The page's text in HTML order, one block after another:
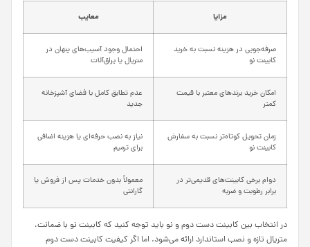
مزایا معایب
صرفه‌جویی در هزینه نسبت به خرید
کابینت نو
احتمال وجود آسیب‌های پنهان در
متریال یا یراق‌آلات
امکان خرید برندهای معتبر با قیمت
کمتر
عدم تطابق کامل با فضای آشپزخانه
جدید
زمان تحویل کوتاه‌تر نسبت به سفارش
کابینت نو
نیاز به نصب حرفه‌ای یا هزینه اضافی
برای ترمیم
دوام برخی کابینت‌های قدیمی‌تر در
برابر رطوبت و ضربه
معمولاً بدون خدمات پس از فروش یا
گارانتی
در انتخاب بین کابینت دست دوم و نو باید توجه کنید که کابینت نو با ضمانت،
متریال تازه و نصب استاندارد ارائه می‌شود. اما اگر کیفیت کابینت دست دوم